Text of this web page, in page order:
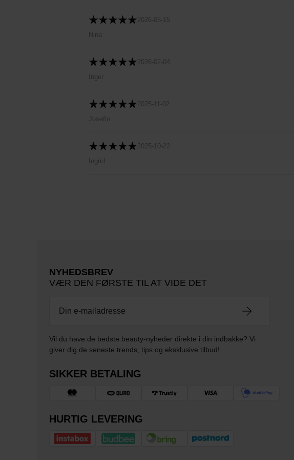
2026-05-15
Nina
2026-02-04
Inger
2025-11-02
Josefin
2025-10-22
Ingrid
NYHEDSBREV
VÆR DEN FØRSTE TIL AT VIDE DET
Vil du have de bedste beauty-nyheder direkte i din indbakke? Vi
giver dig de seneste trends, tips og eksklusive tilbud!
SIKKER BETALING
HURTIG LEVERING